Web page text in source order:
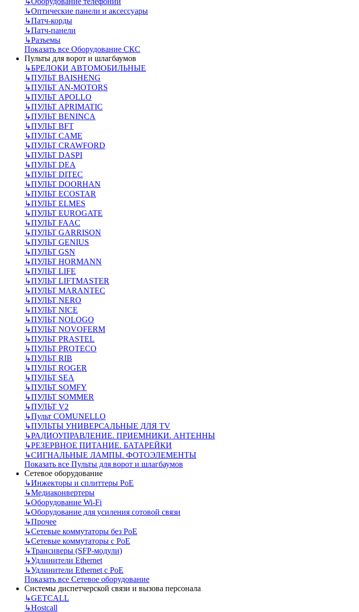
↳Оптические панели и аксессуары
↳Патч-корды
↳Патч-панели
↳Разъемы
Показать все Оборудование СКС
Пульты для ворот и шлагбаумов
↳БРЕЛОКИ АВТОМОБИЛЬНЫЕ
↳ПУЛЬТ BAISHENG
↳ПУЛЬТ AN-MOTORS
↳ПУЛЬТ APOLLO
↳ПУЛЬТ APRIMATIC
↳ПУЛЬТ BENINCA
↳ПУЛЬТ BFT
↳ПУЛЬТ CAME
↳ПУЛЬТ CRAWFORD
↳ПУЛЬТ DASPI
↳ПУЛЬТ DEA
↳ПУЛЬТ DITEC
↳ПУЛЬТ DOORHAN
↳ПУЛЬТ ECOSTAR
↳ПУЛЬТ ELMES
↳ПУЛЬТ EUROGATE
↳ПУЛЬТ FAAC
↳ПУЛЬТ GARRISON
↳ПУЛЬТ GENIUS
↳ПУЛЬТ GSN
↳ПУЛЬТ HORMANN
↳ПУЛЬТ LIFE
↳ПУЛЬТ LIFTMASTER
↳ПУЛЬТ MARANTEC
↳ПУЛЬТ NERO
↳ПУЛЬТ NICE
↳ПУЛЬТ NOLOGO
↳ПУЛЬТ NOVOFERM
↳ПУЛЬТ PRASTEL
↳ПУЛЬТ PROTECO
↳ПУЛЬТ RIB
↳ПУЛЬТ ROGER
↳ПУЛЬТ SEA
↳ПУЛЬТ SOMFY
↳ПУЛЬТ SOMMER
↳ПУЛЬТ V2
↳Пульт СOMUNELLO
↳ПУЛЬТЫ УНИВЕРСАЛЬНЫЕ ДЛЯ TV
↳РАДИОУПРАВЛЕНИЕ. ПРИЕМНИКИ. АНТЕННЫ
↳РЕЗЕРВНОЕ ПИТАНИЕ. БАТАРЕЙКИ
↳СИГНАЛЬНЫЕ ЛАМПЫ. ФОТОЭЛЕМЕНТЫ
Показать все Пульты для ворот и шлагбаумов
Сетевое оборудование
↳Инжекторы и сплиттеры РоЕ
↳Медиаконвертеры
↳Оборудование Wi-Fi
↳Оборудование для усиления сотовой связи
↳Прочее
↳Сетевые коммутаторы без РоЕ
↳Сетевые коммутаторы с РоЕ
↳Трансиверы (SFP-модули)
↳Удлинители Ethernet
↳Удлинители Ethernet с PoE
Показать все Сетевое оборудование
Системы диспетчерской связи и вызова персонала
↳GETCALL
↳Hostcall